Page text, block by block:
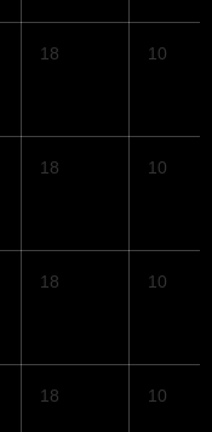
18 10
18 10
18 10
18 10